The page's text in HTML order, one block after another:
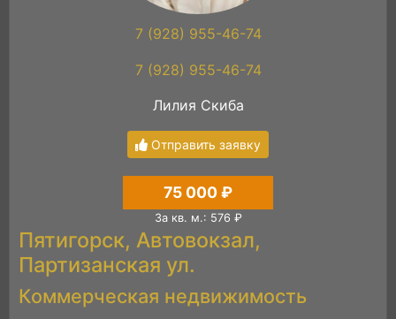
7 (928) 955-46-74
7 (928) 955-46-74
Лилия Скиба
Отправить заявку
75 000 ₽
За кв. м.: 576 ₽
Пятигорск, Автовокзал,
Партизанская ул.
Коммерческая недвижимость